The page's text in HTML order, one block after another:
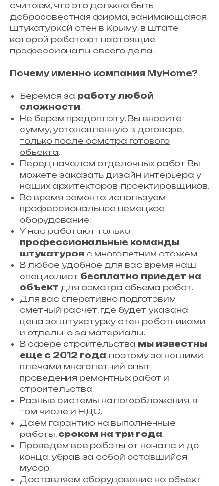
считаем, что это должна быть
добросовестная фирма, занимающаяся
штукатуркой стен в Крыму, в штате
которой работают настоящие
профессионалы своего дела.
Почему именно компания MyHome?
Беремся за работу любой
сложности.
Не берем предоплату. Вы вносите
сумму, установленную в договоре,
только после осмотра готового
объекта.
Перед началом отделочных работ Вы
можете заказать дизайн интерьера у
наших архитекторов-проектировщиков.
Во время ремонта используем
профессиональное немецкое
оборудование.
У нас работают только
профессиональные команды
штукатуров с многолетним стажем.
В любое удобное для вас время наш
специалист бесплатно приедет на
объект для осмотра объема работ.
Для вас оперативно подготовим
сметный расчет, где будет указана
цена за штукатурку стен работниками
и отдельно за материалы.
В сфере строительства мы известны
еще с 2012 года, поэтому за нашими
плечами многолетний опыт
проведения ремонтных работ и
строительства.
Разные системы налогообложения, в
том числе и НДС.
Даем гарантию на выполненные
работы, сроком на три года.
Проведем все работы от начала и до
конца, убрав за собой оставшийся
мусор.
Доставляем оборудование на объект
Нажимая кнопку, вы даете согласие на
Получить консультацию